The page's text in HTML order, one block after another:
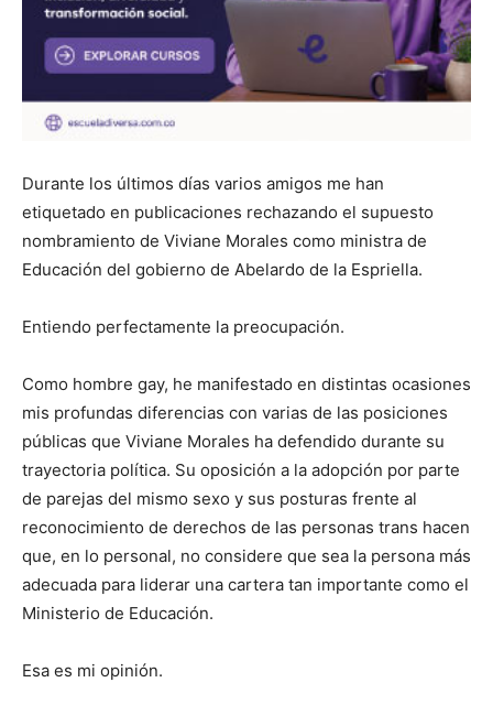
Durante los últimos días varios amigos me han
etiquetado en publicaciones rechazando el supuesto
nombramiento de Viviane Morales como ministra de
Educación del gobierno de Abelardo de la Espriella.
Entiendo perfectamente la preocupación.
Como hombre gay, he manifestado en distintas ocasiones
mis profundas diferencias con varias de las posiciones
públicas que Viviane Morales ha defendido durante su
trayectoria política. Su oposición a la adopción por parte
de parejas del mismo sexo y sus posturas frente al
reconocimiento de derechos de las personas trans hacen
que, en lo personal, no considere que sea la persona más
adecuada para liderar una cartera tan importante como el
Ministerio de Educación.
Esa es mi opinión.